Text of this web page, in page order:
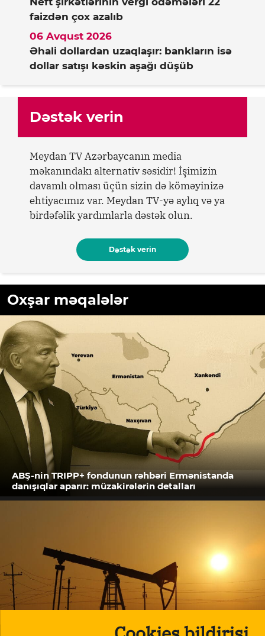
faizdən çox azalıb
Əhali dollardan uzaqlaşır: bankların isə
dollar satışı kəskin aşağı düşüb
06 Avqust 2026
Dəstək verin
Meydan TV Azərbaycanın media
məkanındakı alternativ səsidir! İşimizin
davamlı olması üçün sizin də köməyinizə
ehtiyacımız var. Meydan TV-yə aylıq və ya
birdəfəlik yardımlarla dəstək olun.
Dəstək verin
Oxşar məqalələr
ABŞ-nin TRIPP+ fondunun rəhbəri Ermənistanda
danışıqlar aparır: müzakirələrin detalları